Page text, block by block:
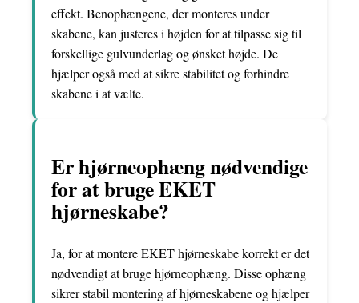
effekt. Benophængene, der monteres under
skabene, kan justeres i højden for at tilpasse sig til
forskellige gulvunderlag og ønsket højde. De
hjælper også med at sikre stabilitet og forhindre
skabene i at vælte.
Er hjørneophæng nødvendige
for at bruge EKET
hjørneskabe?
Ja, for at montere EKET hjørneskabe korrekt er det
nødvendigt at bruge hjørneophæng. Disse ophæng
sikrer stabil montering af hjørneskabene og hjælper